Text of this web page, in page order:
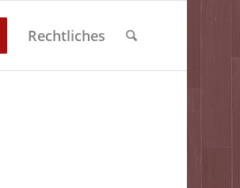
Rechtliches